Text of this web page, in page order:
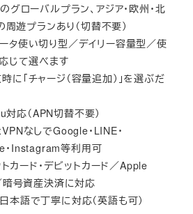
ローバルプラン、アジア・欧州・北
周遊プランあり（切替不要）
タ使い切り型／デイリー容量型／使
じて選べます
に「チャージ（容量追加）」を選ぶだ
応（APN切替不要）
なしでGoogle・LINE・
・Instagram等利用可
カード・デビットカード／Apple
号資産決済に対応
本語で丁寧に対応（英語も可）